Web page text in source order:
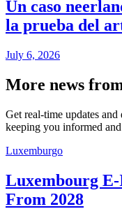
Un caso
la prueba del
July 6, 2026
More news
Get real-time updates
keeping you informed
Luxemburgo
Luxembourg
From 2028